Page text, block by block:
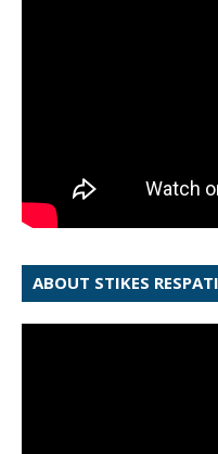
ABOUT STIKES RESPATI